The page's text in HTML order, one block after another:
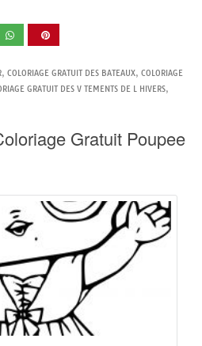
, COLORIAGE GRATUIT DES BATEAUX, COLORIAGE
GRATUIT DES V TEMENTS DE L HIVERS,
Gratuit Poupee